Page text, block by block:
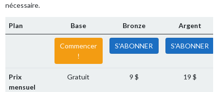
nécessaire.
Plan Base Bronze Argent
Commencer
!
S'ABONNER S'ABONNER
Prix ​​
mensuel
Gratuit 9 $ 19 $